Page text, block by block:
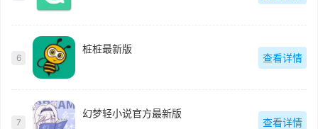
6
桩桩最新版
查看详情
7
幻梦轻小说官方最新版
查看详情